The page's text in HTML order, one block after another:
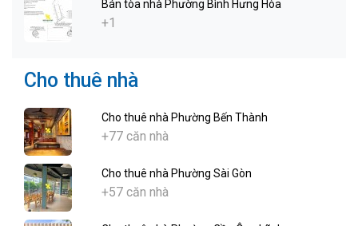
Bán tòa nhà Phường Bình Hưng Hòa
+1
Cho thuê nhà
Cho thuê nhà Phường Bến Thành
+77 căn nhà
Cho thuê nhà Phường Sài Gòn
+57 căn nhà